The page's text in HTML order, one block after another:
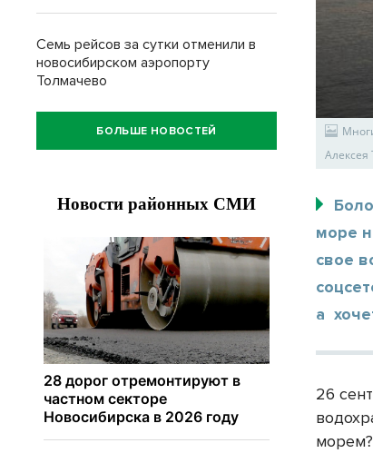
море
свое
а
26
Семь рейсов за сутки отменили в
новосибирском аэропорту
Толмачево
БОЛЬШЕ НОВОСТЕЙ